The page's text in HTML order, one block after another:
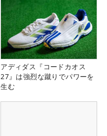
アディダス『コードカオス
27』は強烈な蹴りでパワーを
生む